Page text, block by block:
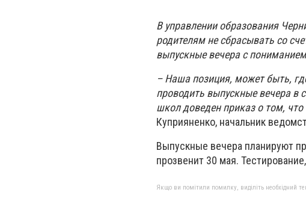
В управлении образования
родителям не сбрасывать со
выпускные вечера с
– Наша позиция, может быть,
проводить выпускные вечера в
школ доведен приказ о том,
Куприяненко, начальник
Выпускные вечера планируют
прозвенит 30 мая.
Якщо ви помітили помилку, виділіть необхідний